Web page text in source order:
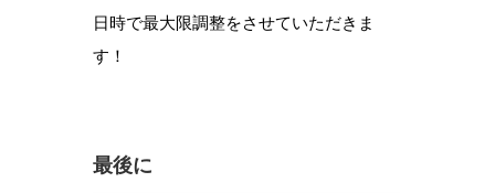
日時で最大限調整をさせていただきま
す！
最後に